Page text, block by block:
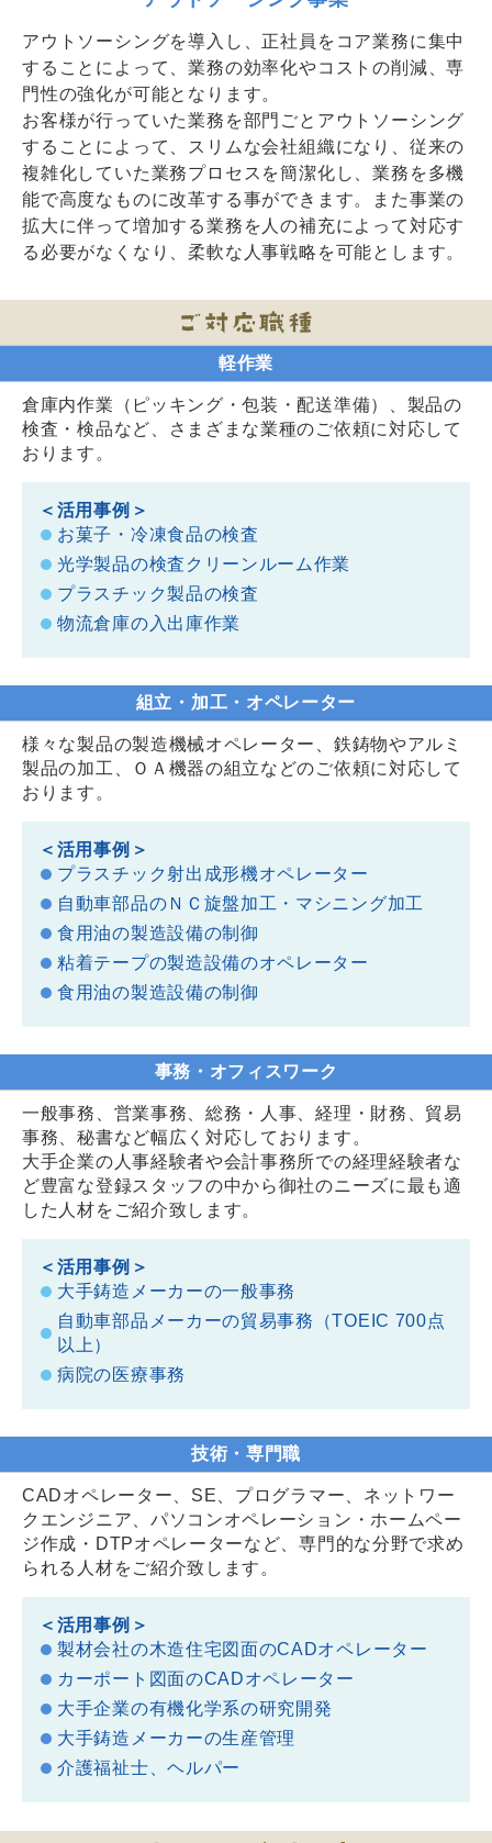
アウトソーシングを導入し、正社員をコア業務に集中
することによって、業務の効率化やコストの削減、専
門性の強化が可能となります。
お客様が行っていた業務を部門ごとアウトソーシング
することによって、スリムな会社組織になり、従来の
複雑化していた業務プロセスを簡潔化し、業務を多機
能で高度なものに改革する事ができます。また事業の
拡大に伴って増加する業務を人の補充によって対応す
る必要がなくなり、柔軟な人事戦略を可能とします。
軽作業
倉庫内作業（ピッキング・包装・配送準備）、製品の
検査・検品など、さまざまな業種のご依頼に対応して
おります。
＜活用事例＞
お菓子・冷凍食品の検査
光学製品の検査クリーンルーム作業
プラスチック製品の検査
物流倉庫の入出庫作業
組立・加工・オペレーター
様々な製品の製造機械オペレーター、鉄鋳物やアルミ
製品の加工、ＯＡ機器の組立などのご依頼に対応して
おります。
＜活用事例＞
プラスチック射出成形機オペレーター
自動車部品のＮＣ旋盤加工・マシニング加工
食用油の製造設備の制御
粘着テープの製造設備のオペレーター
食用油の製造設備の制御
事務・オフィスワーク
一般事務、営業事務、総務・人事、経理・財務、貿易
事務、秘書など幅広く対応しております。
大手企業の人事経験者や会計事務所での経理経験者な
ど豊富な登録スタッフの中から御社のニーズに最も適
した人材をご紹介致します。
＜活用事例＞
大手鋳造メーカーの一般事務
自動車部品メーカーの貿易事務（TOEIC 700点
以上）
病院の医療事務
技術・専門職
CADオペレーター、SE、プログラマー、ネットワー
クエンジニア、パソコンオペレーション・ホームペー
ジ作成・DTPオペレーターなど、専門的な分野で求め
られる人材をご紹介致します。
＜活用事例＞
製材会社の木造住宅図面のCADオペレーター
カーポート図面のCADオペレーター
大手企業の有機化学系の研究開発
大手鋳造メーカーの生産管理
介護福祉士、ヘルパー